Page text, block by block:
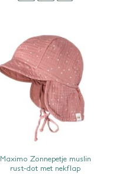
SNEL BEKIJKEN
Maximo Zonnepetje muslin
rust-dot met nekflap